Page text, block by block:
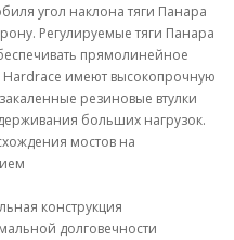
угол наклона тяги Панара
Регулируемые тяги Панара
прямолинейное
имеют высокопрочную
резиновые втулки
больших нагрузок.
мостов на
конструкция
долговечности